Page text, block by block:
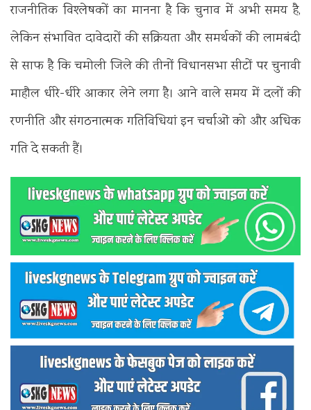
राजनीतिक विश्लेषकों का मानना है कि चुनाव में अभी समय है,
लेकिन संभावित दावेदारों की सक्रियता और समर्थकों की लामबंदी
से साफ है कि चमोली जिले की तीनों विधानसभा सीटों पर चुनावी
माहौल धीरे-धीरे आकार लेने लगा है। आने वाले समय में दलों की
रणनीति और संगठनात्मक गतिविधियां इन चर्चाओं को और अधिक
गति दे सकती हैं।